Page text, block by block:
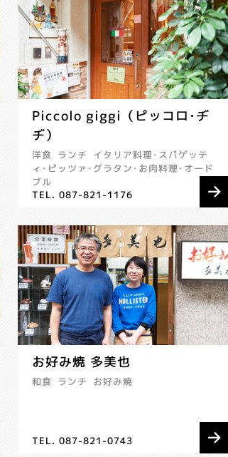
Piccolo giggi（ピッコロ･ヂ
ヂ）
洋食 ランチ
イタリア料理･スパゲッテ
ィ･ピッツァ･グラタン･お肉料理･オード
ブル
TEL. 087-821-1176
お好み焼 多美也
和食 ランチ お好み焼
TEL. 087-821-0743